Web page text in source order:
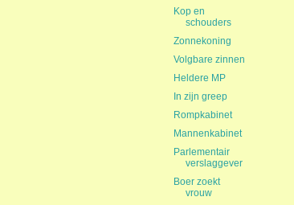
Kop en
schouders
Zonnekoning
Volgbare zinnen
Heldere MP
In zijn greep
Rompkabinet
Mannenkabinet
Parlementair
verslaggever
Boer zoekt
vrouw